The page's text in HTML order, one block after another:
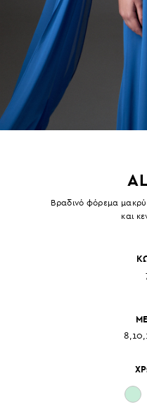
Βραδινό φόρεμα
και